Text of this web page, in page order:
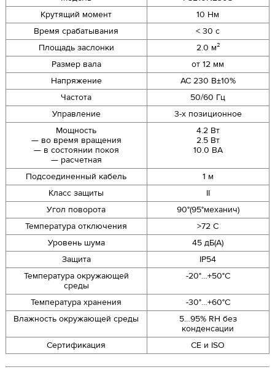
Крутящий момент
10 Нм
Время срабатывания
< 30 с
Площадь заслонки
2.0 м²
Размер вала
от 12 мм
Напряжение
AC 230 В±10%
Частота
50/60 Гц
Управление
3-x позиционное
Мощность
— во время вращения
— в состоянии покоя
— расчетная
4.2 Вт
2.5 Вт
10.0 ВА
Подсоединенный кабель
1 м
Класс защиты
II
Угол поворота
90°(95°механич)
Температура отключения
>72 C
Уровень шума
45 дБ(А)
Защита
IP54
Температура окружающей
среды
-20°…+50°C
Температура хранения
-30°…+60°C
Влажность окружающей среды
5…95% RH без
конденсации
Сертификация
CE и ISO